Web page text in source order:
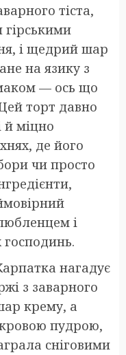
тіста,
і щедрий шар
на язику з
— ось що
торт давно
й міцно
де його
чи просто
і
господинь.
нагадує
з заварного
крему, а
пудрою,
сніговими